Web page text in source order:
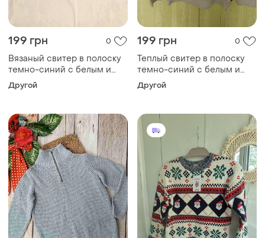
199 грн 0
Вязаный свитер в полоску
темно-синий с белым и
серым
Другой
199 грн 0
Теплый свитер в полоску
темно-синий с белым и
серым
Другой